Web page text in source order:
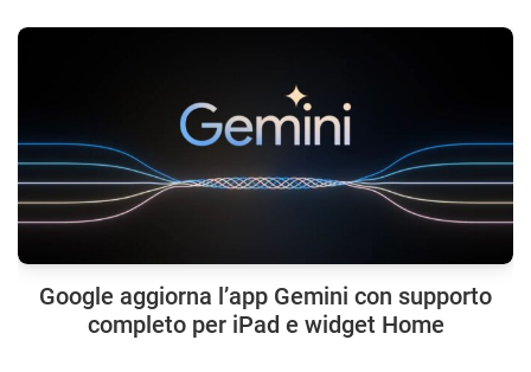
Google aggiorna l’app Gemini con supporto
completo per iPad e widget Home